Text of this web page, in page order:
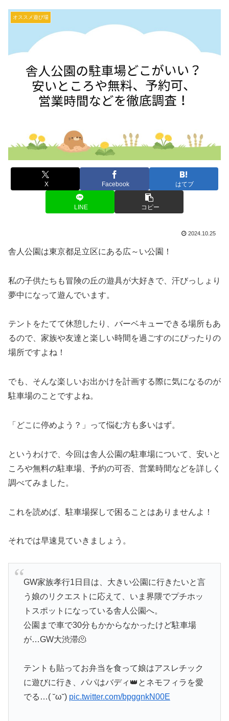
オススメ遊び場
X Facebook はてブ
LINE コピー
2024.10.25
舎人公園は東京都足立区にある広～い公園！
私の子供たちも冒険の丘の遊具が大好きで、汗びっしょり
夢中になって遊んでいます。
テントをたてて休憩したり、バーベキューできる場所もあ
るので、家族や友達と楽しい時間を過ごすのにぴったりの
場所ですよね！
でも、そんな楽しいお出かけを計画する際に気になるのが
駐車場のことですよね。
「どこに停めよう？」って悩む方も多いはず。
というわけで、今回は舎人公園の駐車場について、安いと
ころや無料の駐車場、予約の可否、営業時間などを詳しく
調べてみました。
これを読めば、駐車場探しで困ることはありませんよ！
それでは早速見ていきましょう。
GW家族孝行1日目は、大きい公園に行きたいと言
う娘のリクエストに応えて、いま界隈でプチホッ
トスポットになっている舎人公園へ。
公園まで車で30分もかからなかったけど駐車場
が…GW大渋滞🫠
テントも貼ってお弁当を食って娘はアスレチック
に遊びに行き、パパはバディ👑とネモフィラを愛
でる…( ˘ω˘) pic.twitter.com/bpggnkN00E